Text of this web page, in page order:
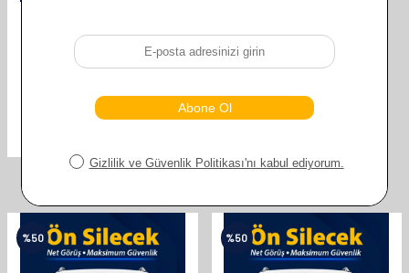
GOODYEAR MITSUBISHI PRIMERA
HATCHBACK 1990-1996
530MM 480MM
610,00
%50 %50